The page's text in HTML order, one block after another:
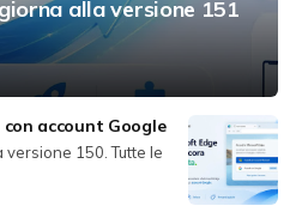
alla versione 151
account Google
150. Tutte le